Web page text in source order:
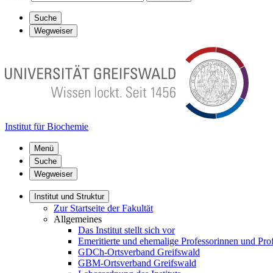
Suche
Wegweiser
Institut für Biochemie
Menü
Suche
Wegweiser
Institut und Struktur
Zur Startseite der Fakultät
Allgemeines
Das Institut stellt sich vor
Emeritierte und ehemalige Professorinnen und
GDCh-Ortsverband Greifswald
GBM-Ortsverband Greifswald